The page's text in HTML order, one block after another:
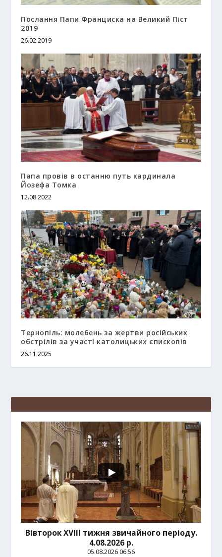
Послання Папи Франциска на Великий Піст
2019
26.02.2019
Папа провів в останню путь кардинала
Йозефа Томка
12.08.2022
Тернопіль: молебень за жертви російських
обстрілів за участі католицьких єпископів
26.11.2025
Вівторок ХVІІІ тижня звичайного періоду.
4.08.2026 р.
05.08.2026 06:56